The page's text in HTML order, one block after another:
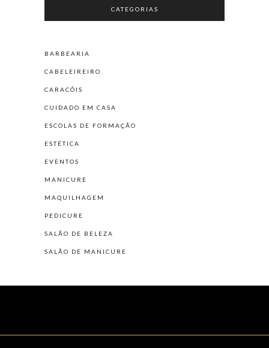
CATEGORIAS
BARBEARIA
CABELEIREIRO
CARACÓIS
CUIDADO EM CASA
ESCOLAS DE FORMAÇÃO
ESTÉTICA
EVENTOS
MANICURE
MAQUILHAGEM
PEDICURE
SALÃO DE BELEZA
SALÃO DE MANICURE